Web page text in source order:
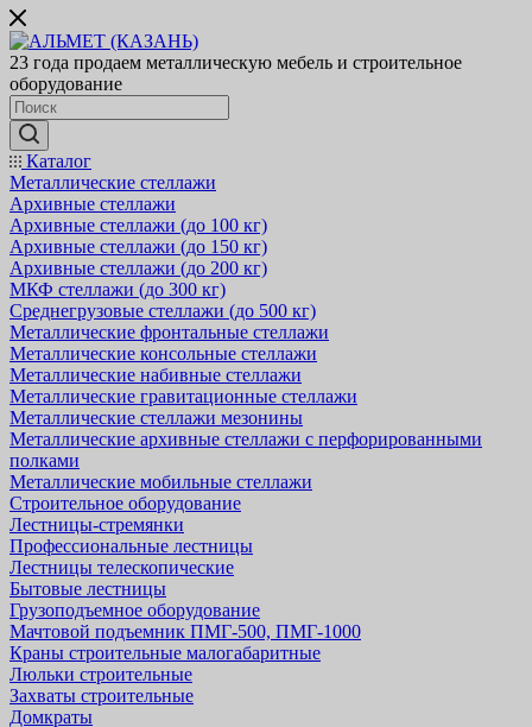
23 года продаем металлическую мебель и строительное
оборудование
Каталог
Металлические стеллажи
Архивные стеллажи
Архивные стеллажи (до 100 кг)
Архивные стеллажи (до 150 кг)
Архивные стеллажи (до 200 кг)
МКФ стеллажи (до 300 кг)
Среднегрузовые стеллажи (до 500 кг)
Металлические фронтальные стеллажи
Металлические консольные стеллажи
Металлические набивные стеллажи
Металлические гравитационные стеллажи
Металлические стеллажи мезонины
Металлические архивные стеллажи с перфорированными
полками
Металлические мобильные стеллажи
Строительное оборудование
Лестницы-стремянки
Профессиональные лестницы
Лестницы телескопические
Бытовые лестницы
Грузоподъемное оборудование
Мачтовой подъемник ПМГ-500, ПМГ-1000
Краны строительные малогабаритные
Люльки строительные
Захваты строительные
Домкраты